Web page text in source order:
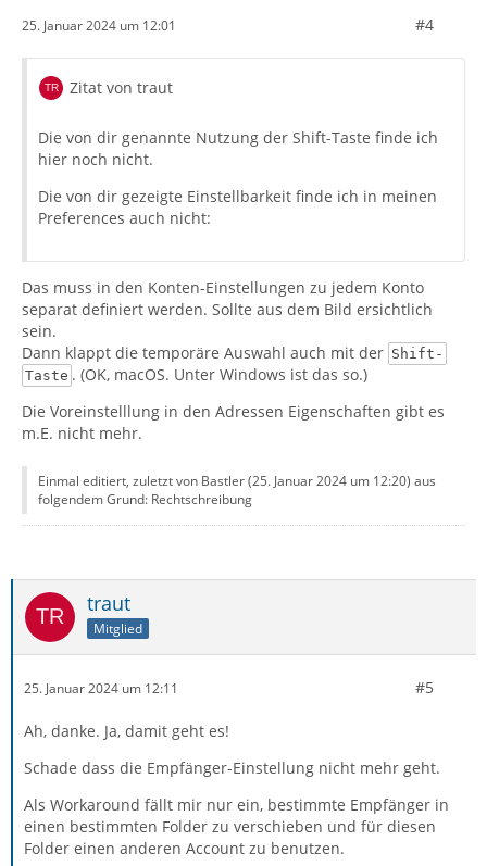
25. Januar 2024 um 12:01 #4
Zitat von traut
Die von dir genannte Nutzung der Shift-Taste finde ich
hier noch nicht.
Die von dir gezeigte Einstellbarkeit finde ich in meinen
Preferences auch nicht:
Das muss in den Konten-Einstellungen zu jedem Konto
separat definiert werden. Sollte aus dem Bild ersichtlich
sein.
Dann klappt die temporäre Auswahl auch mit der Shift-
Taste . (OK, macOS. Unter Windows ist das so.)
Die Voreinstelllung in den Adressen Eigenschaften gibt es
m.E. nicht mehr.
Einmal editiert, zuletzt von Bastler (25. Januar 2024 um 12:20) aus
folgendem Grund: Rechtschreibung
traut
Mitglied
25. Januar 2024 um 12:11 #5
Ah, danke. Ja, damit geht es!
Schade dass die Empfänger-Einstellung nicht mehr geht.
Als Workaround fällt mir nur ein, bestimmte Empfänger in
einen bestimmten Folder zu verschieben und für diesen
Folder einen anderen Account zu benutzen.